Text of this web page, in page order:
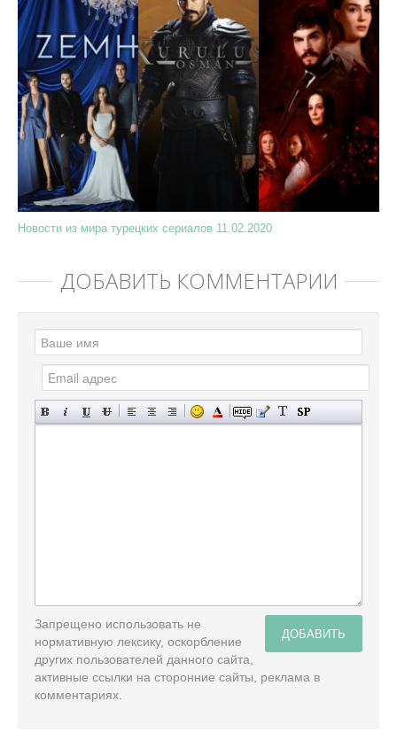
Новости из мира турецких сериалов 11.02.2020
ДОБАВИТЬ КОММЕНТАРИЙ
ДОБАВИТЬ
Запрещено использовать не
нормативную лексику, оскорбление
других пользователей данного сайта,
активные ссылки на сторонние сайты, реклама в
комментариях.